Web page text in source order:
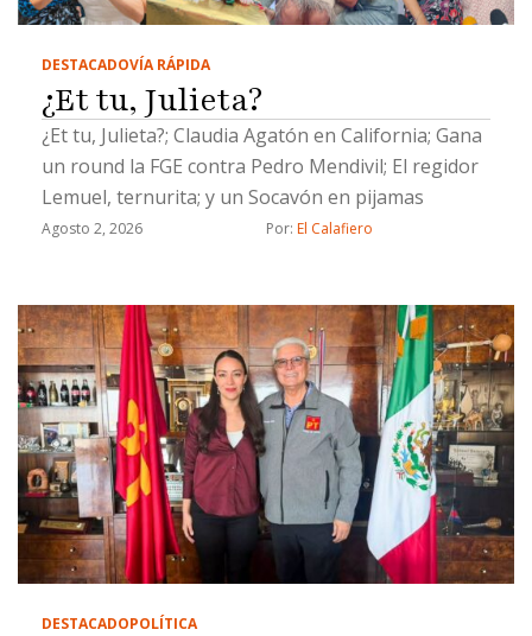
DESTACADOVÍA RÁPIDA
¿Et tu, Julieta?
¿Et tu, Julieta?; Claudia Agatón en California; Gana
un round la FGE contra Pedro Mendivil; El regidor
Lemuel, ternurita; y un Socavón en pijamas
Agosto 2, 2026 Por: El Calafiero
DESTACADOPOLÍTICA